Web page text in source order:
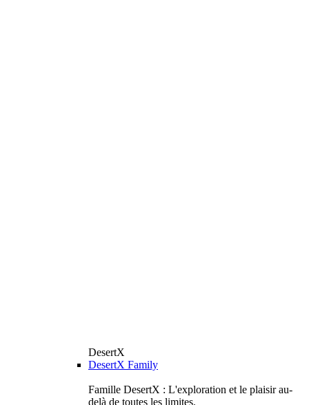
DesertX
DesertX Family
Famille DesertX : L'exploration et le plaisir au-
delà de toutes les limites.